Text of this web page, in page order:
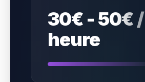
30€ - 50€ /
heure